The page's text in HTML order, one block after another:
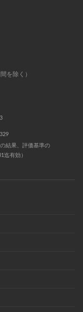
を除く）
結果、評価基準の
迄有効）